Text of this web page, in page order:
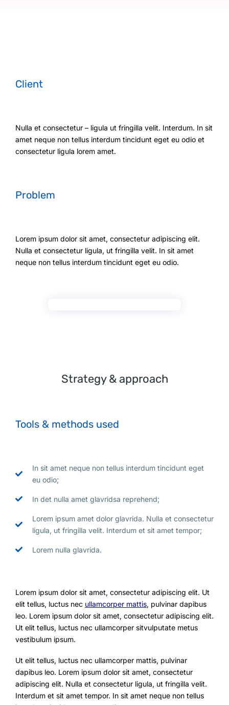
Client
Nulla et consectetur – ligula ut fringilla velit. Interdum. In sit
amet neque non tellus interdum tincidunt eget eu odio et
consectetur ligula lorem amet.
Problem
Lorem ipsum dolor sit amet, consectetur adipiscing elit.
Nulla et consectetur ligula, ut fringilla velit. In sit amet
neque non tellus interdum tincidunt eget eu odio.
Strategy & approach
Tools & methods used
In sit amet neque non tellus interdum tincidunt eget
eu odio;
In det nulla amet glavridsa reprehend;
Lorem ipsum amet dolor glavrida. Nulla et consectetur
ligula, ut fringilla velit. Interdum et sit amet tempor;
Lorem nulla glavrida.
Lorem ipsum dolor sit amet, consectetur adipiscing elit. Ut
elit tellus, luctus nec ullamcorper mattis, pulvinar dapibus
leo. Lorem ipsum dolor sit amet, consectetur adipiscing elit.
Ut elit tellus, luctus nec ullamcorper sitvulputate metus
vestibulum ipsum.
Ut elit tellus, luctus nec ullamcorper mattis, pulvinar
dapibus leo. Lorem ipsum dolor sit amet, consectetur
adipiscing elit. Nulla et consectetur ligula, ut fringilla velit.
Interdum et sit amet tempor. In sit amet neque non tellus